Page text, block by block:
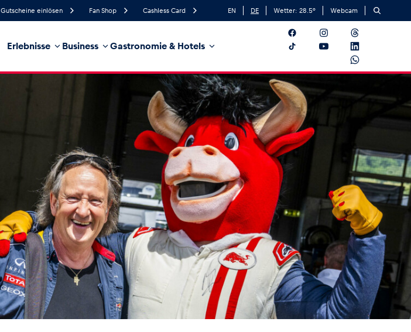
Gutscheine einlösen Fan Shop Cashless Card EN DE Wetter: 28.5° Webcam
Erlebnisse Business Gastronomie & Hotels